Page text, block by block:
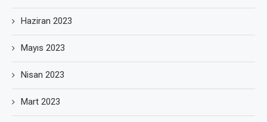
Haziran 2023
Mayıs 2023
Nisan 2023
Mart 2023